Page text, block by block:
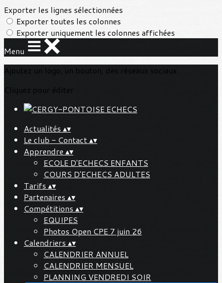
Exporter les lignes sélectionnées
Exporter toutes les colonnes
Exporter uniquement les colonnes affichées
Menu
Ajoutez un logo, un bouton, des réseaux sociaux
Cliquez pour éditer
Actualités ▴▾
Le club - Contact▴▾
Apprendre ▴▾
ECOLE D'ECHECS ENFANTS
COURS D'ECHECS ADULTES
Tarifs ▴▾
Partenaires ▴▾
Compétitions ▴▾
EQUIPES
Photos Open CPE 7 juin 26
Calendriers ▴▾
CALENDRIER ANNUEL
CALENDRIER MENSUEL
PLANNING VENDREDI SOIR